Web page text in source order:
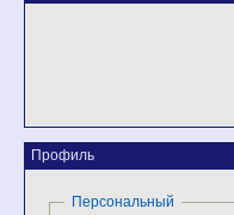
Профиль
Персональный